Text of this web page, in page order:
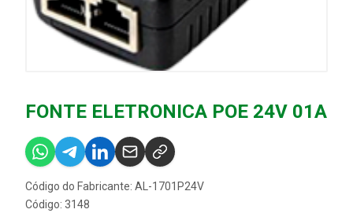
FONTE ELETRONICA POE 24V 01A
Código do Fabricante: AL-1701P24V
Código: 3148